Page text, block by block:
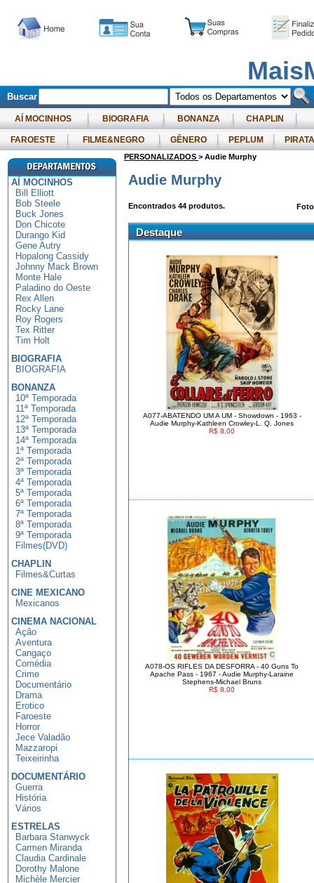
Buscar
AÍ MOCINHOS BIOGRAFIA BONANZA CHAPLIN
FAROESTE FILME&NEGRO GÊNERO PEPLUM
AÍ MOCINHOS
Bill Elliott
Bob Steele
Buck Jones
Don Chicote
Durango Kid
Gene Autry
Hopalong Cassidy
Johnny Mack Brown
Monte Hale
Paladino do Oeste
Rex Allen
Rocky Lane
Roy Rogers
Tex Ritter
Tim Holt
BIOGRAFIA
BIOGRAFIA
BONANZA
10ª Temporada
11ª Temporada
12ª Temporada
13ª Temporada
14ª Temporada
1ª Temporada
2ª Temporada
3ª Temporada
4ª Temporada
5ª Temporada
6ª Temporada
7ª Temporada
8ª Temporada
9ª Temporada
Filmes(DVD)
CHAPLIN
Filmes&Curtas
CINE MEXICANO
Mexicanos
CINEMA NACIONAL
Ação
Aventura
Cangaço
Comédia
Crime
Documentário
Drama
Erotico
Faroeste
Horror
Jece Valadão
Mazzaropi
Teixeirinha
DOCUMENTÁRIO
Guerra
História
Vários
ESTRELAS
Barbara Stanwyck
Carmen Miranda
Claudia Cardinale
Dorothy Malone
Michèle Mercier
PERSONALIZADOS > Audie Murphy
Audie Murphy
Encontrados 44 produtos.
Destaque
A077-ABATENDO UM A UM - Showdown - 1963 -
Audie Murphy-Kathleen Crowley-L. Q. Jones
R$ 8,00
A078-OS RIFLES DA DESFORRA - 40 Guns To
Apache Pass - 1967 - Audie Murphy-Laraine
Stephens-Michael Bruns
R$ 8,00